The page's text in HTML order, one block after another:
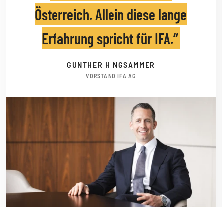
Österreich. Allein diese lange
Erfahrung spricht für IFA.
GUNTHER HINGSAMMER
VORSTAND IFA AG